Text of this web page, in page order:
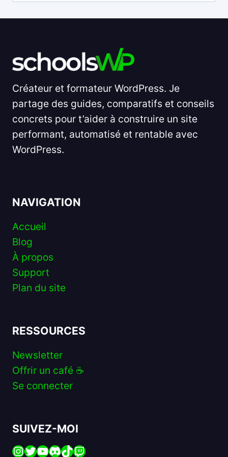
Créateur et formateur WordPress. Je
partage des guides, comparatifs et conseils
concrets pour t’aider à construire un site
performant, automatisé et rentable avec
WordPress.
NAVIGATION
Accueil
Blog
À propos
Support
Plan du site
RESSOURCES
Newsletter
Offrir un café ☕️
Se connecter
SUIVEZ-MOI
Instagram
Twitter
YouTube
Discord
TikTok
Twitch